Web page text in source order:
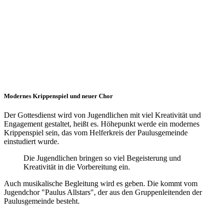
Modernes Krippenspiel und neuer Chor
Der Gottesdienst wird von Jugendlichen mit viel Kreativität und
Engagement gestaltet, heißt es. Höhepunkt werde ein modernes
Krippenspiel sein, das vom Helferkreis der Paulusgemeinde
einstudiert wurde.
Die Jugendlichen bringen so viel Begeisterung und
Kreativität in die Vorbereitung ein.
Auch musikalische Begleitung wird es geben. Die kommt vom
Jugendchor "Paulus Allstars", der aus den Gruppenleitenden der
Paulusgemeinde besteht.